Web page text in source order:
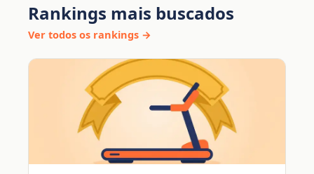
Rankings mais buscados
Ver todos os rankings →